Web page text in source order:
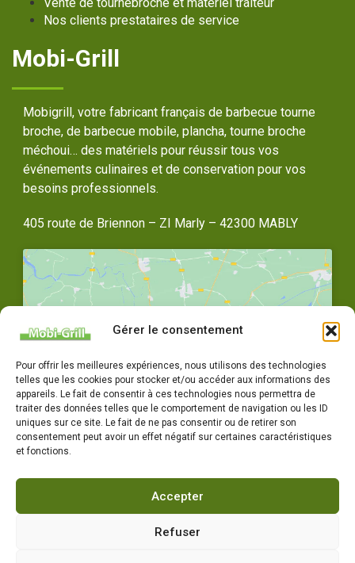
Gérer le consentement
Pour offrir les meilleures expériences, nous utilisons des technologies
telles que les cookies pour stocker et/ou accéder aux informations des
appareils. Le fait de consentir à ces technologies nous permettra de
traiter des données telles que le comportement de navigation ou les ID
uniques sur ce site. Le fait de ne pas consentir ou de retirer son
consentement peut avoir un effet négatif sur certaines caractéristiques
et fonctions.
Accepter
Refuser
Nos clients prestataires de service
Mobi-Grill
Mobigrill, votre fabricant français de barbecue tourne
broche, de barbecue mobile, plancha, tourne broche
méchoui… des matériels pour réussir tous vos
événements culinaires et de conservation pour vos
besoins professionnels.
405 route de Briennon – ZI Marly – 42300 MABLY
marketing et activer ce contenu
Horaires : Du lundi au vendredi 8h-12h / 14h-18h